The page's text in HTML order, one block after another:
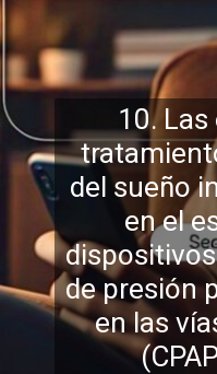
10.
del sueño
en el
de presión
en las